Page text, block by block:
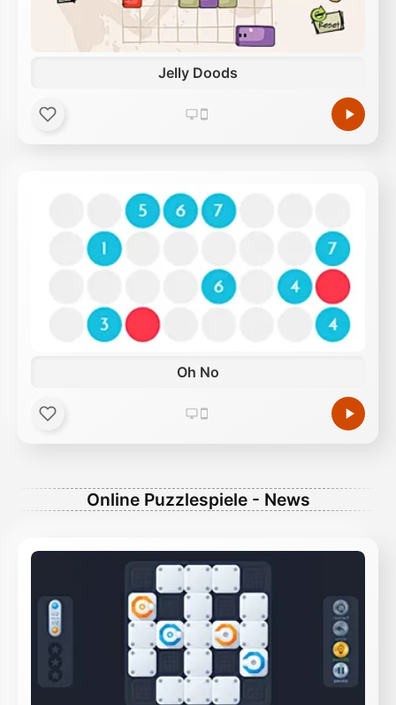
Jelly Doods
Oh No
Online Puzzlespiele - News